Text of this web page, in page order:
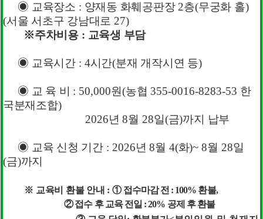
◉ 교육장소 : 양재동 화훼공판장 2층(무궁화 홀)
(서울 서초구 강남대로 27)
※주차비용 : 교육생 부담
◉ 교육시간 : 4시간(분재 개작시연 등)
◉ 교 육 비 : 50,000원(농협 355-0016-8283-53 한
국분재조합)
2026년8월 28일(금)까지 납부
◉ 교육 신청 기간 : 2026년8월 4(화)~ 8월 28일
(금)까지
※ 교육비 환불 안내 :①접수마감 전 : 100% 환불,
②접수 후 교육 전일 : 20% 공제 후 환불
2024년 분재수출용 인공용토 지… 2024-05-13
운영내규
국가공인 분재관리사 검정안내
각종서식
조합원 명부 2026-03-11
감사 입후보 등록신청서 양식